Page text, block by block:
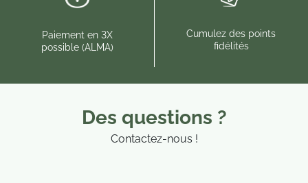
Paiement en 3X
possible (ALMA)
Cumulez des points
fidélités
Des questions ?
Contactez-nous !